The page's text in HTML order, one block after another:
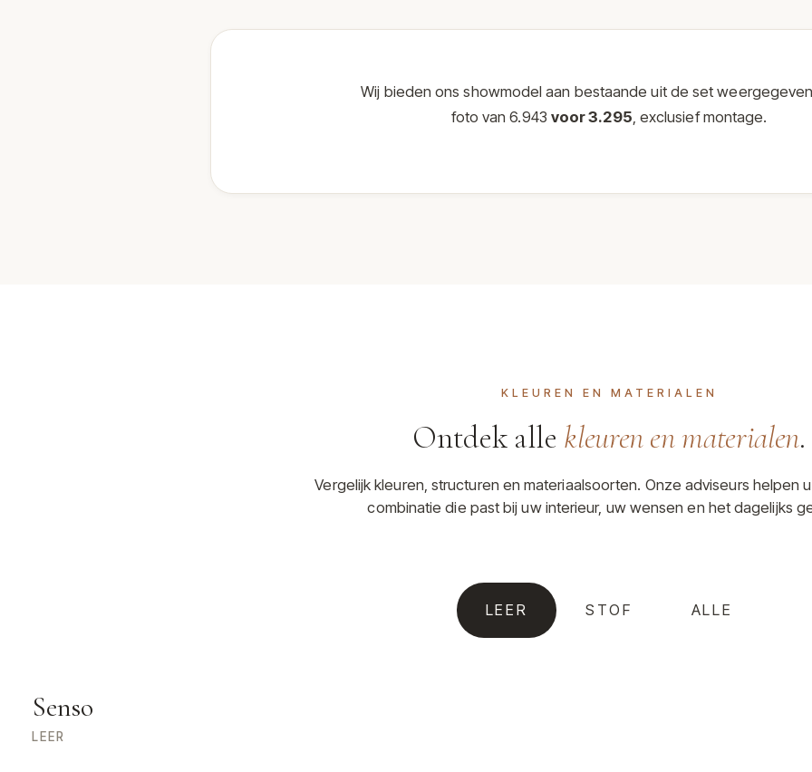
Wij bieden ons showmodel aan bestaande uit de set
foto van 6.943 voor 3.295, exclusief montage.
KLEUREN EN MATERIALEN
Ontdek alle kleuren en materialen.
Vergelijk kleuren, structuren en materiaalsoorten. Onze adviseurs helpen
combinatie die past bij uw interieur, uw wensen en het dagelijks
LEER STOF ALLE
Senso
LEER